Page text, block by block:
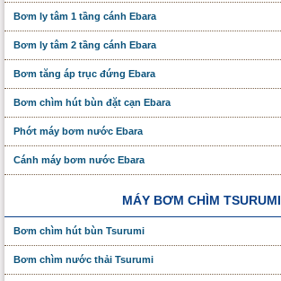
Bơm ly tâm 1 tầng cánh Ebara
Bơm ly tâm 2 tầng cánh Ebara
Bơm tăng áp trục đứng Ebara
Bơm chìm hút bùn đặt cạn Ebara
Phớt máy bơm nước Ebara
Cánh máy bơm nước Ebara
MÁY BƠM CHÌM TSURUMI
Bơm chìm hút bùn Tsurumi
Bơm chìm nước thải Tsurumi